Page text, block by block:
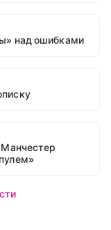
над ошибками